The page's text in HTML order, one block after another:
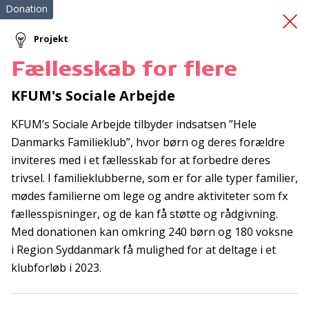
En snak for livet
Donation
Projekt
Fællesskab for flere
KFUM's Sociale Arbejde
KFUM’s Sociale Arbejde tilbyder indsatsen ”Hele
Danmarks Familieklub”, hvor børn og deres forældre
inviteres med i et fællesskab for at forbedre deres
trivsel. I familieklubberne, som er for alle typer familier,
mødes familierne om lege og andre aktiviteter som fx
fællesspisninger, og de kan få støtte og rådgivning.
Med donationen kan omkring 240 børn og 180 voksne
i Region Syddanmark få mulighed for at deltage i et
klubforløb i 2023.
Tilmeld nyhedsbrev
De seneste nyheder om TrygFondens og TryghedsGruppens
aktiviteter direkte i din indbakke.